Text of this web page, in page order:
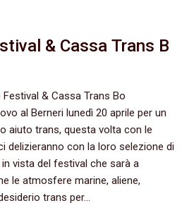
& Cassa Trans B
& Cassa Trans Bo
al Berneri lunedì 20 aprile per un
aiuto trans, questa volta con le
delizieranno con la loro selezione di
vista del festival che sarà a
le atmosfere marine, aliene,
trans per…